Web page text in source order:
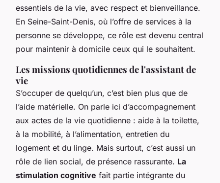
essentiels de la vie, avec respect et bienveillance.
En Seine-Saint-Denis, où l’offre de services à la
personne se développe, ce rôle est devenu central
pour maintenir à domicile ceux qui le souhaitent.
Les missions quotidiennes de l'assistant de
vie
S’occuper de quelqu’un, c’est bien plus que de
l’aide matérielle. On parle ici d’accompagnement
aux actes de la vie quotidienne : aide à la toilette,
à la mobilité, à l’alimentation, entretien du
logement et du linge. Mais surtout, c’est aussi un
rôle de lien social, de présence rassurante. La
stimulation cognitive fait partie intégrante du